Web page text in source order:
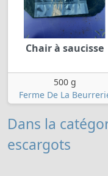
Chair à saucisse
500 g
Ferme De La
Dans la
escargots